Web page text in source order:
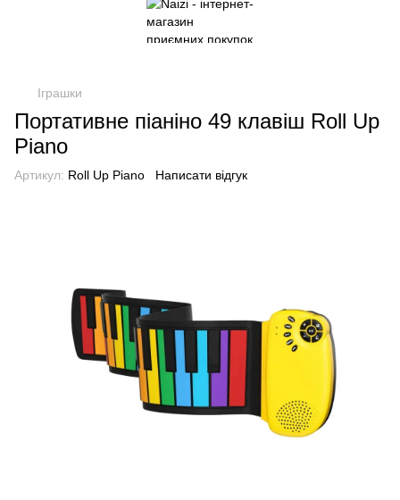
Іграшки
Портативне піаніно 49 клавіш Roll Up
Piano
Артикул: Roll Up Piano Написати відгук